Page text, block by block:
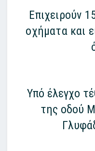
Επιχειρούν
οχήματα και
Υπό έλεγχο
της οδού